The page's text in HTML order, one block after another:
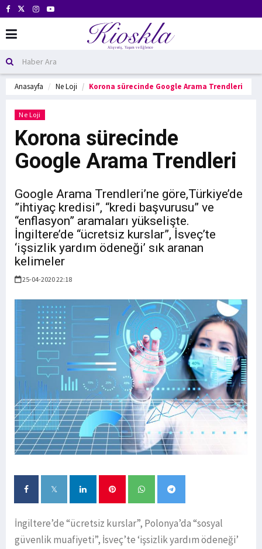
Anasayfa Ne Loji Korona sürecinde Google Arama Trendleri
Ne Loji
Korona sürecinde
Google Arama Trendleri
Google Arama Trendleri’ne göre,Türkiye’de
”ihtiyaç kredisi”, “kredi başvurusu” ve
“enflasyon” aramaları yükselişte.
İngiltere’de “ücretsiz kurslar”, İsveç’te
‘işsizlik yardım ödeneği’ sık aranan
kelimeler
25-04-2020 22:18
İngiltere’de “ücretsiz kurslar”, Polonya’da “sosyal
güvenlik muafiyeti”, İsveç’te ‘işsizlik yardım ödeneği’